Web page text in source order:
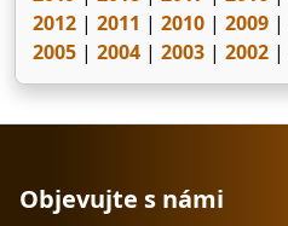
2012 | 2011 | 2010 | 2009 |
2005 | 2004 | 2003 | 2002 |
Objevujte s námi